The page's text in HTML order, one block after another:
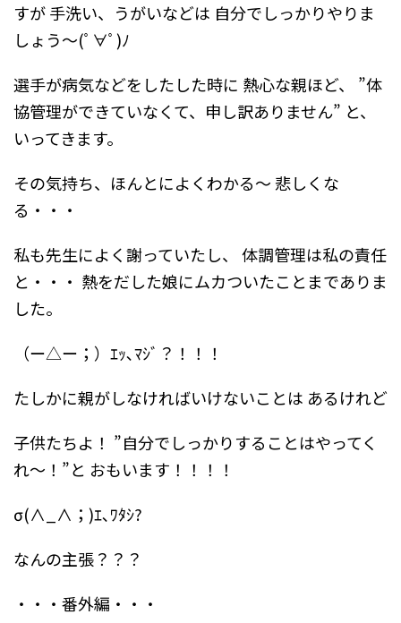
すが手洗い、うがいなどは 自分でしっかりやりま
しょう～(ﾟ∀ﾟ)ﾉ
選手が病気などをしたした時に 熱心な親ほど、
”体
協管理ができていなくて、申し訳ありません” と、
いってきます。
その気持ち、ほんとによくわかる～悲しくな
る・・・
私も先生によく謝っていたし、
体調管理は私の責任
と・・・ 熱をだした娘にムカついたことまでありま
した。
（ー△ー；）ｴｯ､ﾏｼﾞ？！！！
たしかに親がしなければいけないことは あるけれど
子供たちよ！ ”自分でしっかりすることはやってく
れ～！”と おもいます！！！！
σ(∧_∧；)ｴ､ﾜﾀｼ?
なんの主張？？？
・・・番外編・・・